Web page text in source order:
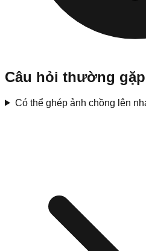
Câu hỏi thường gặp
Có thể ghép ảnh chồng lên